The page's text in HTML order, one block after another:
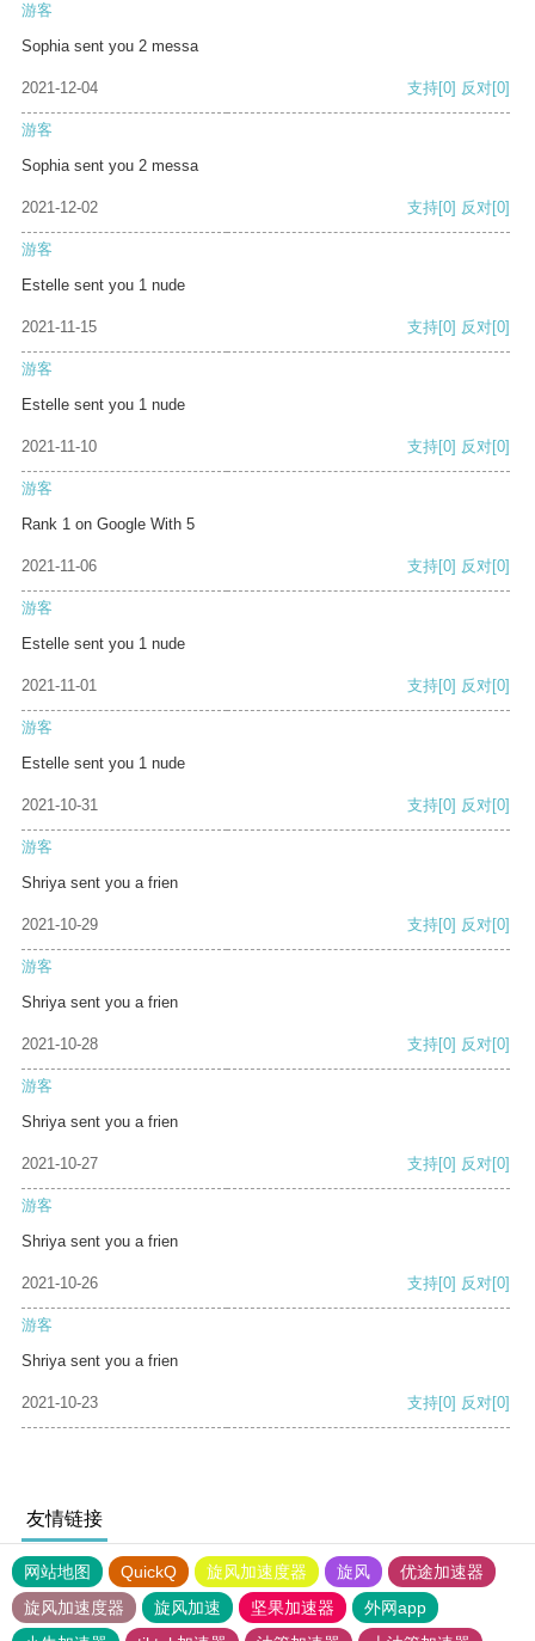
游客
Sophia sent you 2 messa
2021-12-04 支持[0] 反对[0]
游客
Sophia sent you 2 messa
2021-12-02 支持[0] 反对[0]
游客
Estelle sent you 1 nude
2021-11-15 支持[0] 反对[0]
游客
Estelle sent you 1 nude
2021-11-10 支持[0] 反对[0]
游客
Rank 1 on Google With 5
2021-11-06 支持[0] 反对[0]
游客
Estelle sent you 1 nude
2021-11-01 支持[0] 反对[0]
游客
Estelle sent you 1 nude
2021-10-31 支持[0] 反对[0]
游客
Shriya sent you a frien
2021-10-29 支持[0] 反对[0]
游客
Shriya sent you a frien
2021-10-28 支持[0] 反对[0]
游客
Shriya sent you a frien
2021-10-27 支持[0] 反对[0]
游客
Shriya sent you a frien
2021-10-26 支持[0] 反对[0]
游客
Shriya sent you a frien
2021-10-23 支持[0] 反对[0]
友情链接
网站地图 QuickQ 旋风加速度器 旋风
优途加速器
旋风加速度器
旋风加速 坚果加速器
外网app